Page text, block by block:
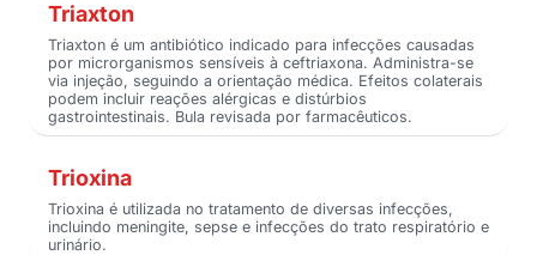
Triaxton
Triaxton é um antibiótico indicado para infecções causadas
por microrganismos sensíveis à ceftriaxona. Administra-se
via injeção, seguindo a orientação médica. Efeitos colaterais
podem incluir reações alérgicas e distúrbios
gastrointestinais. Bula revisada por farmacêuticos.
Trioxina
Trioxina é utilizada no tratamento de diversas infecções,
incluindo meningite, sepse e infecções do trato respiratório e
urinário.